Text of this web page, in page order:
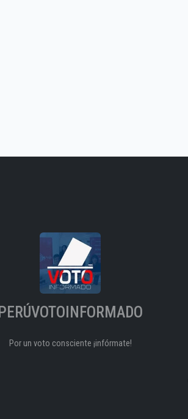
PERÚVOTOINFORMADO
Por un voto consciente ¡infórmate!